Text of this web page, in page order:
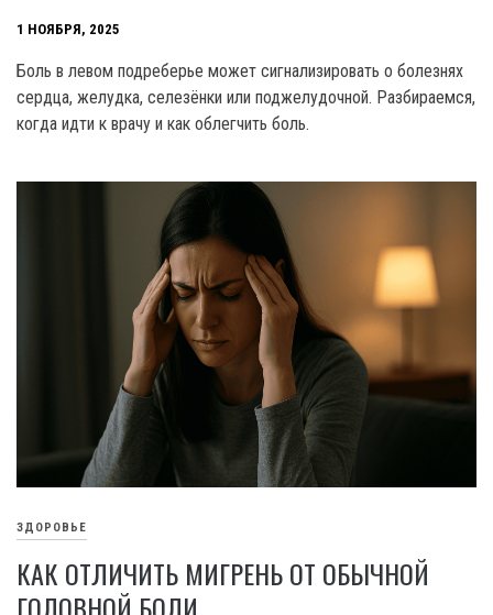
1 НОЯБРЯ, 2025
Боль в левом подреберье может сигнализировать о болезнях
сердца, желудка, селезёнки или поджелудочной. Разбираемся,
когда идти к врачу и как облегчить боль.
ЗДОРОВЬЕ
КАК ОТЛИЧИТЬ МИГРЕНЬ ОТ ОБЫЧНОЙ